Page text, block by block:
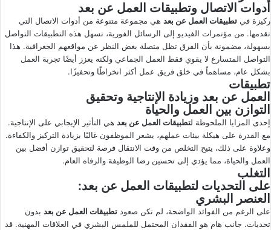
أدوات الاتصال وتطبيقات العمل عن بعد
ركيزة في تطبيقات العمل عن بعد هي مجموعة متنوعة من أدوات الاتصال التي
تقدمها. من مؤتمرات الفيديو إلى الرسائل الفورية، تسهل هذه التطبيقات التواصل
بسهولة، مضمونة بأن الفرق تظل متصلة بغض النظر عن مواقعهم الجغرافية. هذا
التواصل المتسارع لا يقوي فقط العمل الجماعي ولكنه يعزز أيضًا تجربة العمل
بشكل عام، مساهماً في خلق فريق عمل أكثر انخراطًا وتحفيزًا.
تطبيقات
العمل عن بعد وزيادة الإنتاجية وتحقيق
التوازن بين العمل والحياة
إحدى المزايا الملحوظة لتطبيقات العمل عن بعد هي التأثير الإيجابي على الإنتاجية.
مع القدرة على هيكلة بيئات عملهم، يشعر الموظفون غالبًا بزيادة التركيز والكفاءة.
وعلاوة على ذلك، يتيح التخلص من وقت الانتقال فرصة لتحقيق توازن أفضل بين
العمل والحياة، مما يؤدي إلى تحسين رضا الوظيفة والرفاه العام.
التغلب
على التحديات لتطبيقات العمل عن بعد:
العنصر البشري
على الرغم من الفوائد الواضحة، لم تكن صعود تطبيقات العمل عن بعد بدون
تحديات. جانب هام هو الفقدان المحتمل للملمس البشري في العلاقات المهنية. قد